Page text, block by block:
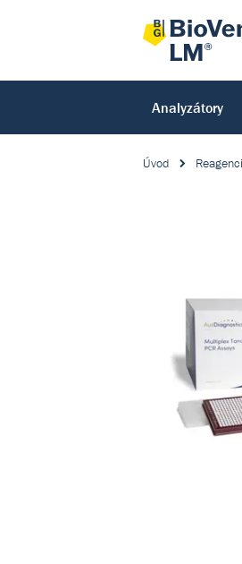
Analyzátory
Úvod